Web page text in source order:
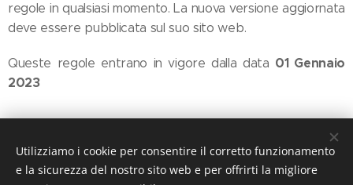
regole in qualsiasi momento. La nuova versione aggiornata
deve essere pubblicata sul suo sito web.
Queste regole entrano in vigore dalla data 01 Gennaio
2023
DUN-QUE Srl - Via Trento, 28 - 25050 - Paderno Franciacorta (BS)
Utilizziamo i cookie per consentire il corretto funzionamento
e la sicurezza del nostro sito web e per offrirti la migliore